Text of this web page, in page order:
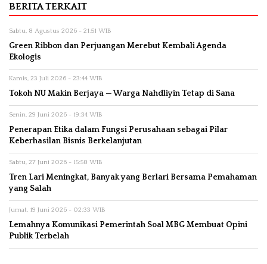
BERITA TERKAIT
Sabtu, 8 Agustus 2026 - 21:51 WIB
Green Ribbon dan Perjuangan Merebut Kembali Agenda
Ekologis
Kamis, 23 Juli 2026 - 23:44 WIB
Tokoh NU Makin Berjaya — Warga Nahdliyin Tetap di Sana
Senin, 29 Juni 2026 - 19:34 WIB
Penerapan Etika dalam Fungsi Perusahaan sebagai Pilar
Keberhasilan Bisnis Berkelanjutan
Sabtu, 27 Juni 2026 - 15:58 WIB
Tren Lari Meningkat, Banyak yang Berlari Bersama Pemahaman
yang Salah
Jumat, 19 Juni 2026 - 02:33 WIB
Lemahnya Komunikasi Pemerintah Soal MBG Membuat Opini
Publik Terbelah